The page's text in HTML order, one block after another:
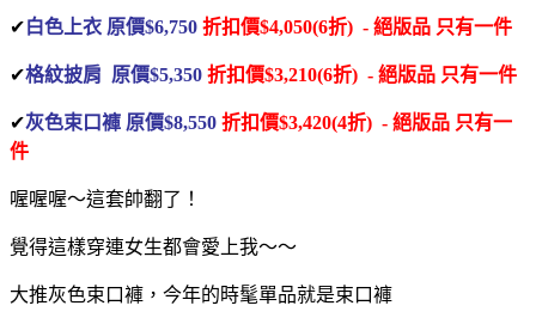
✔白色上衣 原價$6,750 折扣價$4,050(6折) - 絕版品 只有一件
✔格紋披肩 原價$5,350 折扣價$3,210(6折) - 絕版品 只有一件
✔灰色束口褲 原價$8,550 折扣價$3,420(4折) - 絕版品 只有一
件
喔喔喔～這套帥翻了！
覺得這樣穿連女生都會愛上我～～
大推灰色束口褲，今年的時髦單品就是束口褲